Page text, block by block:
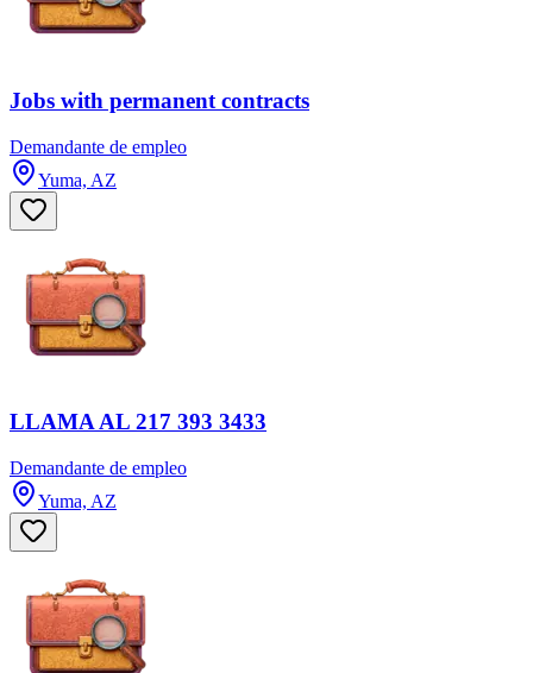
Jobs with permanent contracts
Demandante de empleo
Yuma, AZ
LLAMA AL 217 393 3433
Demandante de empleo
Yuma, AZ